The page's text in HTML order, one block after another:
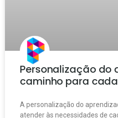
Personalização do
caminho para
A personalização do
atender às necessidades de